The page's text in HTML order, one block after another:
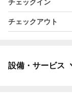
チェックイン
チェックアウト
設備・サービス